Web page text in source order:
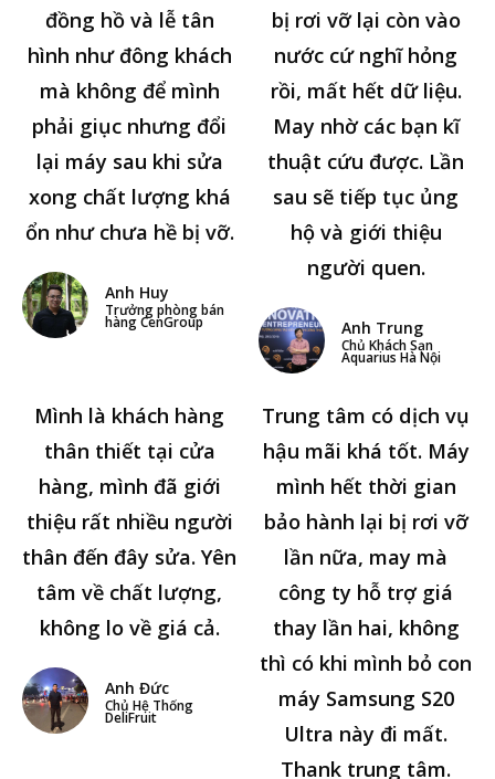
đồng hồ và lễ tân
hình như đông khách
mà không để mình
phải giục nhưng đổi
lại máy sau khi sửa
xong chất lượng khá
ổn như chưa hề bị vỡ.
Anh Huy
Trưởng phòng bán
hàng CenGroup
bị rơi vỡ lại còn vào
nước cứ nghĩ hỏng
rồi, mất hết dữ liệu.
May nhờ các bạn kĩ
thuật cứu được. Lần
sau sẽ tiếp tục ủng
hộ và giới thiệu
người quen.
Anh Trung
Chủ Khách Sạn
Aquarius Hà Nội
Mình là khách hàng
thân thiết tại cửa
hàng, mình đã giới
thiệu rất nhiều người
thân đến đây sửa. Yên
tâm về chất lượng,
không lo về giá cả.
Anh Đức
Chủ Hệ Thống
DeliFruit
Trung tâm có dịch vụ
hậu mãi khá tốt. Máy
mình hết thời gian
bảo hành lại bị rơi vỡ
lần nữa, may mà
công ty hỗ trợ giá
thay lần hai, không
thì có khi mình bỏ con
máy Samsung S20
Ultra này đi mất.
Thank trung tâm.